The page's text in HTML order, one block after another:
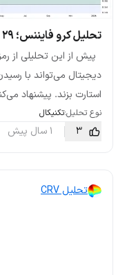
تحلیل کرو فایننس؛ ۲۹ اردیبهشت ۱۴۰۴
استارت بزند. پیشنهاد
نوع تحلیل:تکنیکال
3 1 سال پیش
تحلیل CRV